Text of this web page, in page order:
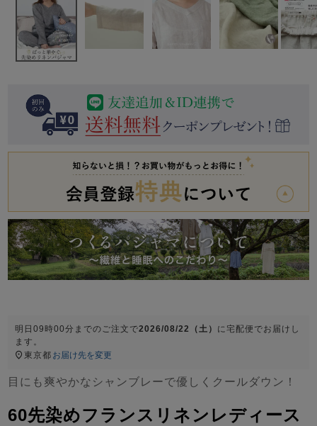
春 夏 冬
売れ筋ランキング
すべての生地一覧はこちら
目的別でさがす一覧はこちら
スリーパー
作務衣
ーブ
上着単品
ズボン単品
すべてのキッ
パジャマ
き
り
明日09時00分 までのご注文で2026/08/22（土） に宅配便 でお届けし
ます。
東京都 お届け先を変更
目にも爽やかなシャンブレーで優しくクールダウン！
60先染めフランスリネンレディース